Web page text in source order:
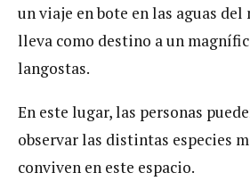
un viaje en bote en las aguas del
lleva como destino a un
langostas.
En este lugar, las personas
observar las distintas especies
conviven en este espacio.